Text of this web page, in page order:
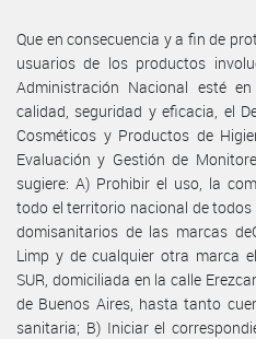
Que en consecuencia y a fin de
usuarios de los productos
Administración Nacional esté
calidad, seguridad y eficacia, el
Cosméticos y Productos de
Evaluación y Gestión de
sugiere: A) Prohibir el uso, la
todo el territorio nacional de
domisanitarios de las marcas
Limp y de cualquier otra marca
SUR, domiciliada en la calle
de Buenos Aires, hasta tanto
sanitaria; B) Iniciar el